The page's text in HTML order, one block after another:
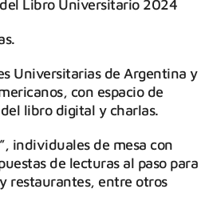
Libro Universitario 2024
Universitarias de Argentina y
con espacio de
libro digital y charlas.
individuales de mesa con
de lecturas al paso para
restaurantes, entre otros